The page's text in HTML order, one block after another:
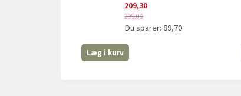
209,30
299,00
Du sparer:89,70
Læg i kurv